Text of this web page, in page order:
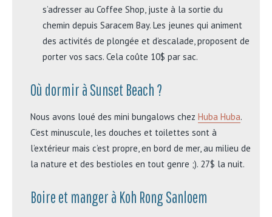
s’adresser au Coffee Shop, juste à la sortie du
chemin depuis Saracem Bay. Les jeunes qui animent
des activités de plongée et d’escalade, proposent de
porter vos sacs. Cela coûte 10$ par sac.
Où dormir à Sunset Beach ?
Nous avons loué des mini bungalows chez Huba Huba.
C’est minuscule, les douches et toilettes sont à
l’extérieur mais c’est propre, en bord de mer, au milieu de
la nature et des bestioles en tout genre ;). 27$ la nuit.
Boire et manger à Koh Rong Sanloem